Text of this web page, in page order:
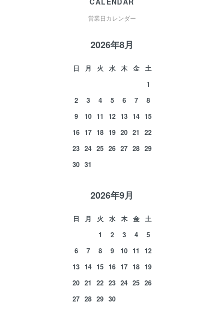
営業日カレンダー
2026年8月
日 月 火 水 木 金
土
1
2
3 4 5 6 7
8
9
10 11 12 13 14 15
16 17 18 19 20 21
22
23 24 25 26 27 28 29
30 31
2026年9月
日 月 火 水 木 金
土
1
2 3 4
5
6
7 8 9 10 11
12
13 14 15 16 17 18 19
20 21 22 23 24 25 26
27 28 29 30